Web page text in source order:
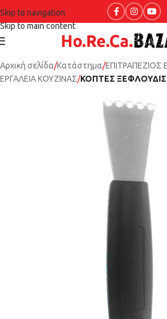
Skip to navigation
Skip to main content
Αρχική σελίδα Κατάστημα
ΕΡΓΑΛΕΙΑ ΚΟΥΖΙΝΑΣ ΚΟΠΤΕΣ